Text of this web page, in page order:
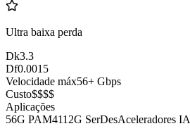
Ultra baixa perda
Dk3.3
Df0.0015
Velocidade máx56+ Gbps
Custo$$$$
Aplicações
56G PAM4112G SerDesAceleradores IA